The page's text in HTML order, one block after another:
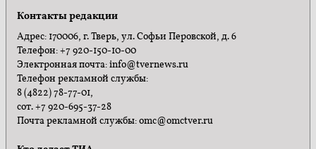
Контакты редакции
Адрес: 170006, г. Тверь, ул. Софьи Перовской, д. 6
Телефон: +7 920-150-10-00
Электронная почта: info@tvernews.ru
Телефон рекламной службы:
8 (4822) 78-77-01,
сот. +7 920-695-37-28
Почта рекламной службы: omc@omctver.ru